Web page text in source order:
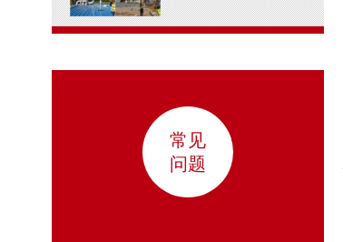
常见
问题